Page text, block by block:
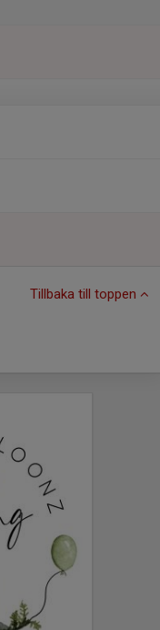
Tillbaka till toppen